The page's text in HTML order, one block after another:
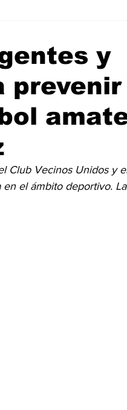
Turismo Economía
y
prevenir
Club Vecinos Unidos y
el ámbito deportivo.